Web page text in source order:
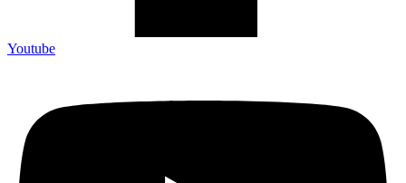
Youtube